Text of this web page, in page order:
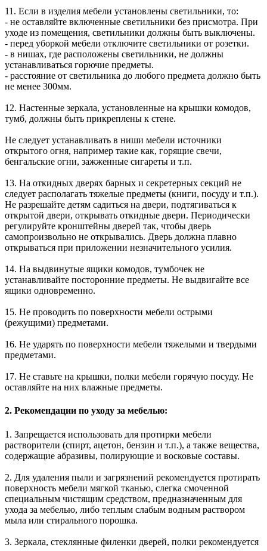
11. Если в изделия мебели установлены светильники, то:
- не оставляйте включенные светильники без присмотра. При
уходе из помещения, светильники должны быть выключены.
- перед уборкой мебели отключите светильники от розетки.
- в нишах, где расположены светильники, не должны
устанавливаться горючие предметы.
- расстояние от светильника до любого предмета должно быть
не менее 300мм.
12. Настенные зеркала, установленные на крышки комодов,
тумб, должны быть прикреплены к стене.
Не следует устанавливать в ниши мебели источники
открытого огня, например такие как, горящие свечи,
бенгальские огни, зажженные сигареты и т.п.
13. На откидных дверях барных и секретерных секций не
следует располагать тяжелые предметы (книги, посуду и т.п.).
Не разрешайте детям садиться на двери, подтягиваться к
открытой двери, открывать откидные двери. Периодически
регулируйте кронштейны дверей так, чтобы дверь
самопроизвольно не открывались. Дверь должна плавно
открываться при приложении незначительного усилия.
14. На выдвинутые ящики комодов, тумбочек не
устанавливайте посторонние предметы. Не выдвигайте все
ящики одновременно.
15. Не проводить по поверхности мебели острыми
(режущими) предметами.
16. Не ударять по поверхности мебели тяжелыми и твердыми
предметами.
17. Не ставьте на крышки, полки мебели горячую посуду. Не
оставляйте на них влажные предметы.
2. Рекомендации по уходу за мебелью:
1. Запрещается использовать для протирки мебели
растворители (спирт, ацетон, бензин и т.п.), а также вещества,
содержащие абразивы, полирующие и восковые составы.
2. Для удаления пыли и загрязнений рекомендуется протирать
поверхность мебели мягкой тканью, слегка смоченной
специальным чистящим средством, предназначенным для
ухода за мебелью, либо теплым слабым водным раствором
мыла или стирального порошка.
3. Зеркала, стеклянные филенки дверей, полки рекомендуется